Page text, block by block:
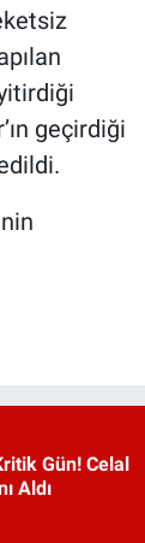
geçirdiği
Gün! Celal
Aldı